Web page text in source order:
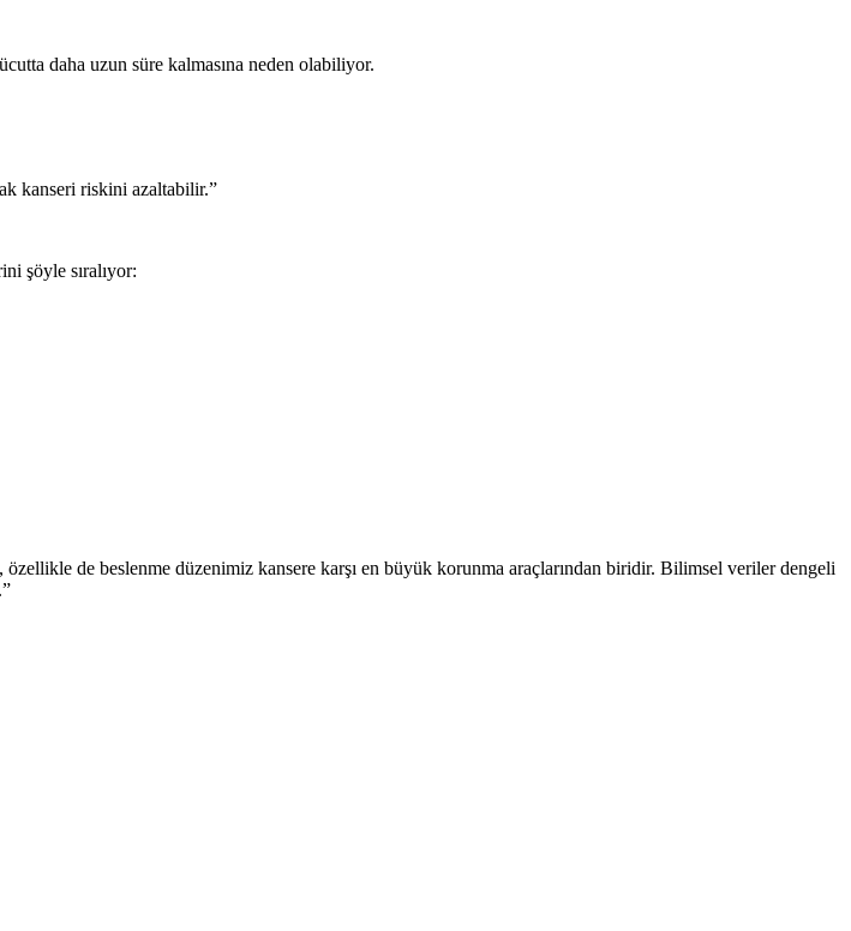
daha uzun süre kalmasına neden olabiliyor.
kanseri riskini azaltabilir.”
şöyle sıralıyor:
de beslenme düzenimiz kansere karşı en büyük korunma araçlarından biridir. Bilimsel veriler dengeli